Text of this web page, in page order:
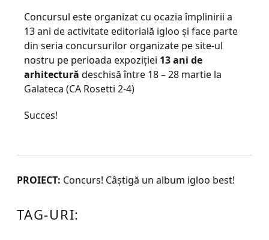
Concursul este organizat cu ocazia împlinirii a
13 ani de activitate editorială igloo şi face parte
din seria concursurilor organizate pe site-ul
nostru pe perioada expoziţiei 13 ani de
arhitectură deschisă între 18 – 28 martie la
Galateca (CA Rosetti 2-4)
Succes!
PROIECT: Concurs! Câştigă un album igloo best!
TAG-URI: